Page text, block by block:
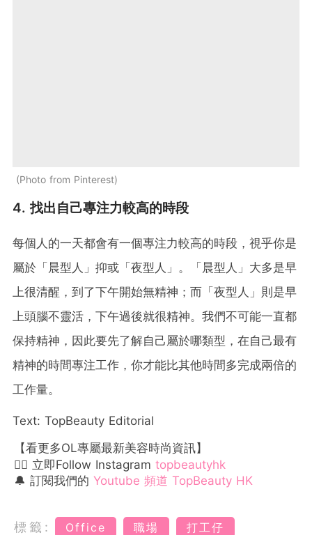
Photo from Pinterest
4. 找出自己專注力較高的時段
每個人的一天都會有一個專注力較高的時段，視乎你是
屬於「晨型人」抑或「夜型人」。「晨型人」大多是早
上很清醒，到了下午開始無精神；而「夜型人」則是早
上頭腦不靈活，下午過後就很精神。我們不可能一直都
保持精神，因此要先了解自己屬於哪類型，在自己最有
精神的時間專注工作，你才能比其他時間多完成兩倍的
工作量。
Text: TopBeauty Editorial
【看更多OL專屬最新美容時尚資訊】
👉🏻 立即Follow Instagram topbeautyhk
🔔 訂閱我們的 Youtube 頻道 TopBeauty HK
標籤: Office 職場
打工仔